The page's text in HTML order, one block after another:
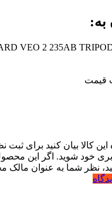
به:
قیمت
کالا بیان کنید برای ثبت
خود شوید. اگر این محصول
نظر شما به عنوان مالک